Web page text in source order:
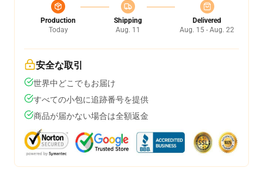
Production
Today
Shipping
Aug. 11
Delivered
Aug. 15 - Aug. 22
安全な取引
世界中どこでもお届け
すべての小包に追跡番号を提供
商品が届かない場合は全額返金